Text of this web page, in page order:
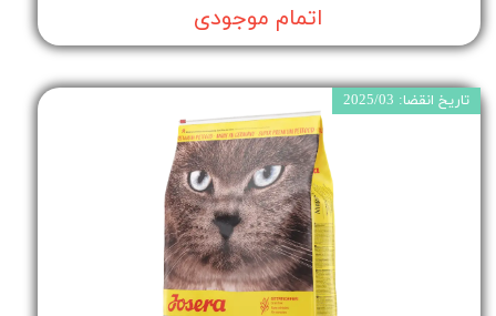
اتمام موجودی
تاریخ انقضا: 2025/03